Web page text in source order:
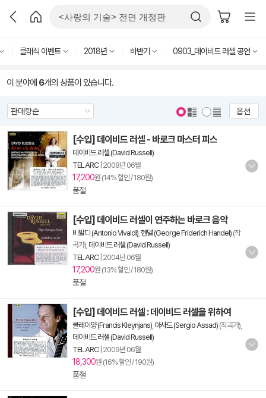
클래식 이벤트 2018년 하반기 0903_데이비드 러셀 공연
이 분야에 6개의 상품이 있습니다.
옵션
[수입] 데이비드 러셀 - 바로크 마스터 피스
데이비드 러셀 (David Russell)
TELARC| 2008년 06월
17,200원 (14% 할인 / 180원)
품절
[수입] 데이비드 러셀이 연주하는 바로크 음악
비발디 (Antonio Vivaldi) 헨델 (George Friderich Handel) (작
곡가), 데이비드 러셀 (David Russell)
TELARC| 2004년 06월
17,200원 (13% 할인 / 180원)
품절
[수입] 데이비드 러셀 : 데이비드 러셀을 위하여
클레이양 (Francis Kleynjans) 아사드 (Sergio Assad) (작곡가),
데이비드 러셀 (David Russell)
TELARC| 2009년 06월
18,300원 (16% 할인 / 190원)
품절